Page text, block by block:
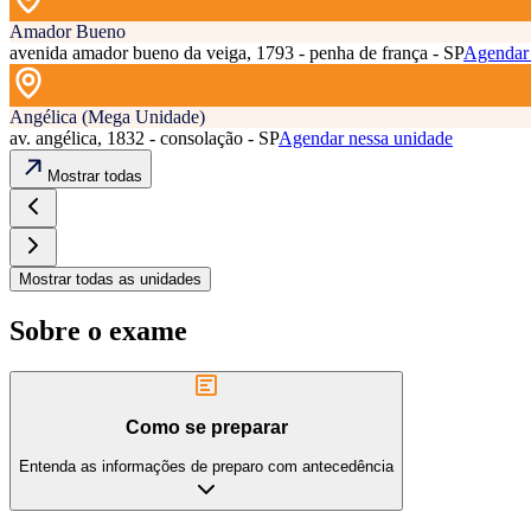
Amador Bueno
avenida amador bueno da veiga, 1793 - penha de frança - SPAgendar
Angélica (Mega Unidade)
av. angélica, 1832 - consolação - SPAgendar nessa unidade
Mostrar todas
Mostrar todas as unidades
Sobre o exame
Como se preparar
Entenda as informações de preparo com antecedência